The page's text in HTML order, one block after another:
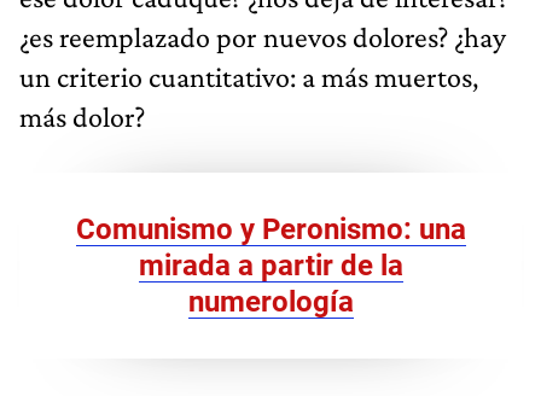
¿es reemplazado por nuevos dolores? ¿hay
un criterio cuantitativo: a más muertos,
más dolor?
Comunismo y Peronismo: una
mirada a partir de la
numerología